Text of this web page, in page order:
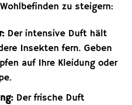
zu steigern:
Der intensive Duft hält
Insekten fern. Geben
auf Ihre Kleidung oder
Der frische Duft